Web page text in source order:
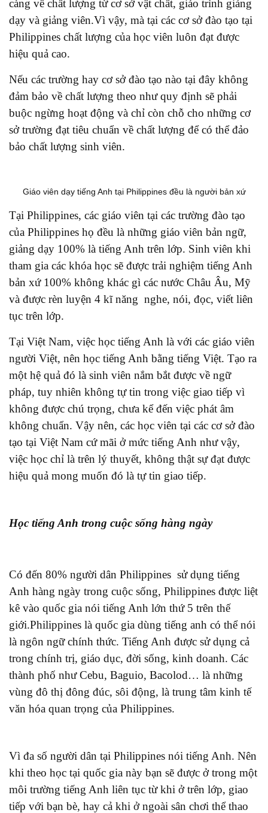
càng về chất lượng từ cơ sở vật chất, giáo trình giảng
dạy và giảng viên.Vì vậy, mà tại các cơ sở đào tạo tại
Philippines chất lượng của học viên luôn đạt được
hiệu quả cao.
Nếu các trường hay cơ sở đào tạo nào tại đây không
đảm bảo về chất lượng theo như quy định sẽ phải
buộc ngừng hoạt động và chỉ còn chỗ cho những cơ
sở trường đạt tiêu chuẩn về chất lượng để có thể đảo
bảo chất lượng sinh viên.
Giáo viên dạy tiếng Anh tại Philippines đều là người bản xứ
Tại Philippines, các giáo viên tại các trường đào tạo
của Philippines họ đều là những giáo viên bản ngữ,
giảng dạy 100% là tiếng Anh trên lớp. Sinh viên khi
tham gia các khóa học sẽ được trải nghiệm tiếng Anh
bản xứ 100% không khác gì các nước Châu Âu, Mỹ
và được rèn luyện 4 kĩ năng nghe, nói, đọc, viết liên
tục trên lớp.
Tại Việt Nam, việc học tiếng Anh là với các giáo viên
người Việt, nên học tiếng Anh bằng tiếng Việt. Tạo ra
một hệ quả đó là sinh viên nắm bắt được về ngữ
pháp, tuy nhiên không tự tin trong việc giao tiếp vì
không được chú trọng, chưa kể đến việc phát âm
không chuẩn. Vậy nên, các học viên tại các cơ sở đào
tạo tại Việt Nam cứ mãi ở mức tiếng Anh như vậy,
việc học chỉ là trên lý thuyết, không thật sự đạt được
hiệu quả mong muốn đó là tự tin giao tiếp.
Học tiếng Anh trong cuộc sống hàng ngày
Có đến 80% người dân Philippines sử dụng tiếng
Anh hàng ngày trong cuộc sống, Philippines được liệt
kê vào quốc gia nói tiếng Anh lớn thứ 5 trên thế
giới.Philippines là quốc gia dùng tiếng anh có thể nói
là ngôn ngữ chính thức. Tiếng Anh được sử dụng cả
trong chính trị, giáo dục, đời sống, kinh doanh. Các
thành phố như Cebu, Baguio, Bacolod… là những
vùng đô thị đông đúc, sôi động, là trung tâm kinh tế
văn hóa quan trọng của Philippines.
Vì đa số người dân tại Philippines nói tiếng Anh. Nên
khi theo học tại quốc gia này bạn sẽ được ở trong một
môi trường tiếng Anh liên tục từ khi ở trên lớp, giao
tiếp với bạn bè, hay cả khi ở ngoài sân chơi thể thao